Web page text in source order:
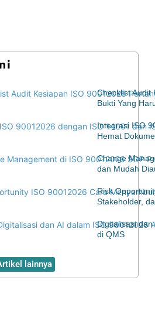
Checklist Audit
Bukti Yang
Integrasi ISO
Hemat
Change
dan Mudah
Risk
Stakeholder,
Digitalisasi
di QMS
lainnya